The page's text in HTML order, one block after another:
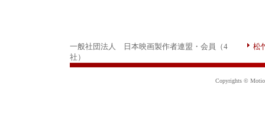
一般社団法人 日本映画製作者連盟・会員（4
社）
松
Copyrights ©